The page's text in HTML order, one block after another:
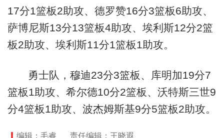
17分1篮板2助攻、德罗赞16分3篮板6助攻、
萨博尼斯13分13篮板4助攻、埃利斯12分2篮
板2助攻、埃利斯11分1篮板1助攻。
勇士队，穆迪23分3篮板、库明加19分7
篮板1助攻、希尔德10分2篮板、沃特斯三世9
分4篮板1助攻、波杰姆斯基9分5篮板2助攻。
编辑：毛睿 责任编辑：王晓遐